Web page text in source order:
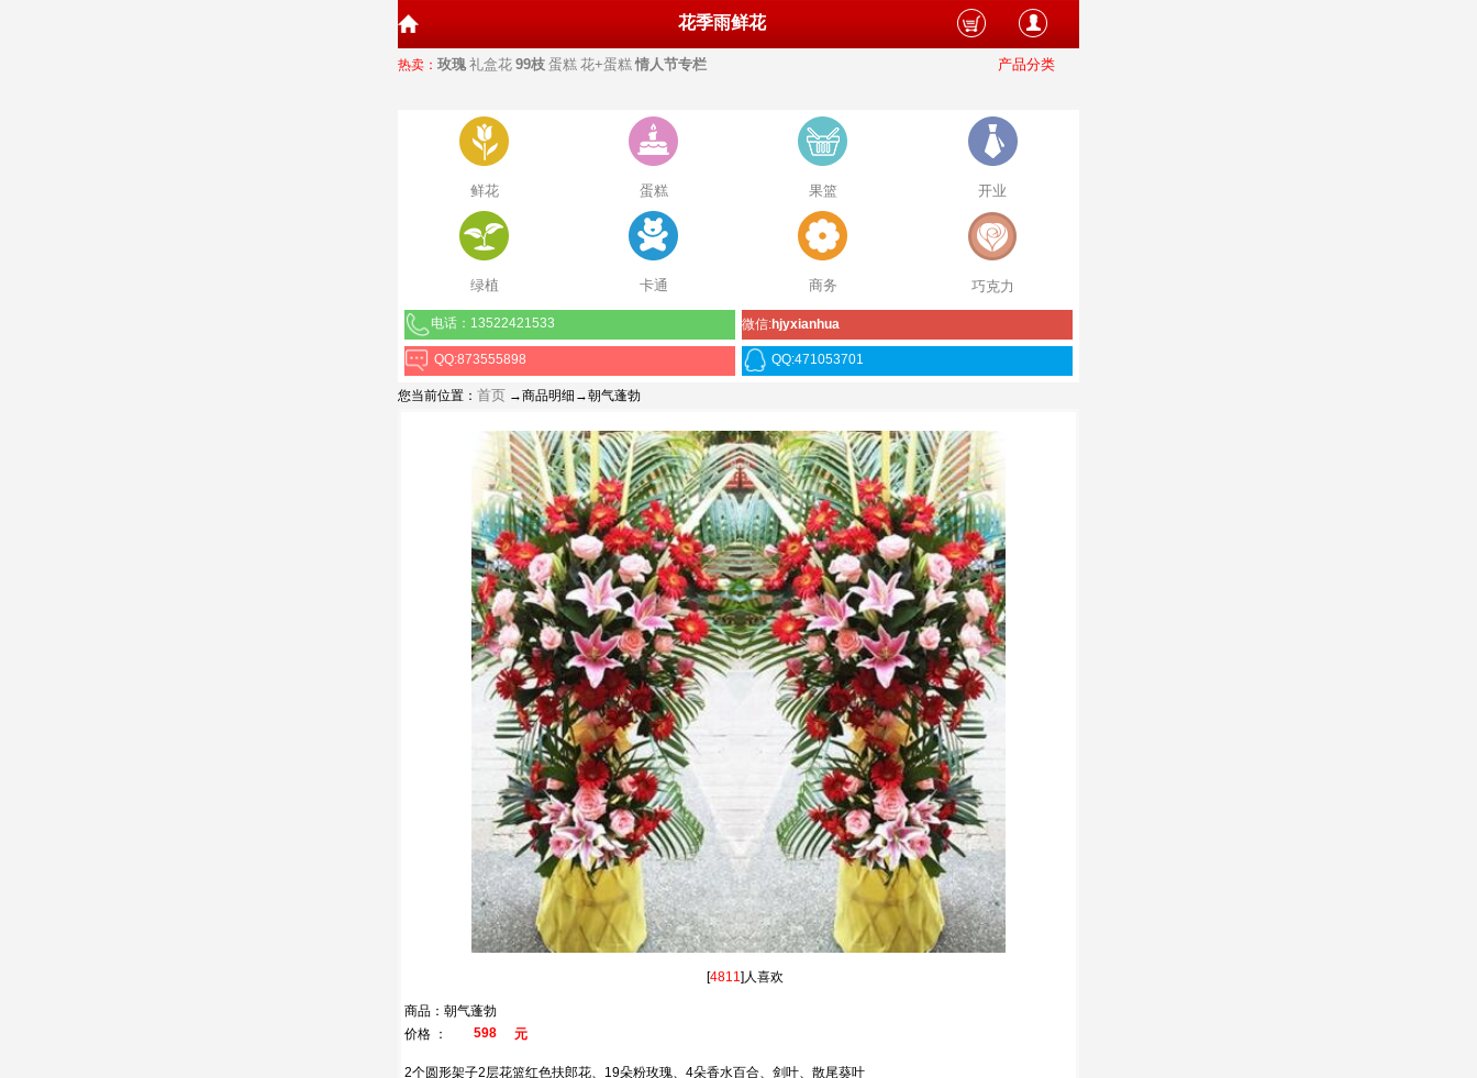
花季雨鲜花
热卖： 玫瑰 礼盒花 99枝 蛋糕 花+蛋糕 情人节专栏 产品分类
鲜花 蛋糕 果篮 开业
绿植 卡通 商务 巧克力
电话：13522421533 微信:hjyxianhua
QQ:873555898 QQ:471053701
您当前位置： 首页 →商品明细→朝气蓬勃
[4811]人喜欢
商品：朝气蓬勃
价格 ：
598 元
2个圆形架子2层花篮红色扶郎花、19朵粉玫瑰、4朵香水百合、剑叶、散尾葵叶